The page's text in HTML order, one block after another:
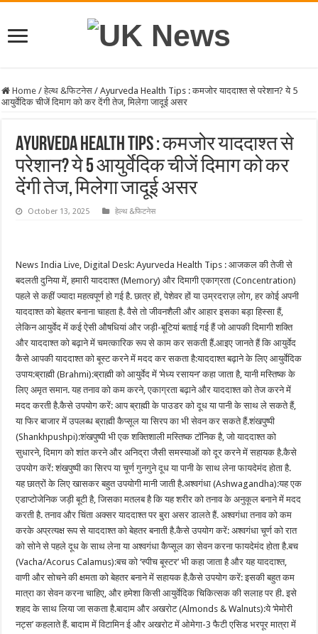
Home / हेल्थ &फिटनेस / Ayurveda Health Tips : कमजोर याददाश्त से परेशान? ये 5
आयुर्वेदिक चीजें दिमाग को कर देंगी तेज, मिलेगा जादूई असर
Ayurveda Health Tips : कमजोर याददाश्त से
परेशान? ये 5 आयुर्वेदिक चीजें दिमाग को कर
देंगी तेज, मिलेगा जादूई असर
October 13, 2025 हेल्थ &फिटनेस
News India Live, Digital Desk: Ayurveda Health Tips : आजकल की तेजी से
बदलती दुनिया में, हमारी याददाश्त (Memory) और दिमागी एकाग्रता (Concentration)
पहले से कहीं ज्यादा महत्वपूर्ण हो गई है. छात्र हों, पेशेवर हों या उम्रदराज़ लोग, हर कोई अपनी
याददाश्त को बेहतर बनाना चाहता है. वैसे तो जीवनशैली और आहार इसका बड़ा हिस्सा हैं,
लेकिन आयुर्वेद में कई ऐसी औषधियां और जड़ी-बूटियां बताई गई हैं जो आपकी दिमागी शक्ति
और याददाश्त को बढ़ाने में चमत्कारिक रूप से काम कर सकती हैं.आइए जानते हैं कि आयुर्वेद
कैसे आपकी याददाश्त को बूस्ट करने में मदद कर सकता है:याददाश्त बढ़ाने के लिए आयुर्वेदिक
उपाय:ब्राह्मी (Brahmi):ब्राह्मी को आयुर्वेद में ‘मेध्य रसायन’ कहा जाता है, यानी मस्तिष्क के
लिए अमृत समान. यह तनाव को कम करने, एकाग्रता बढ़ाने और याददाश्त को तेज करने में
मदद करती है.कैसे उपयोग करें: आप ब्राह्मी के पाउडर को दूध या पानी के साथ ले सकते हैं,
या फिर बाजार में उपलब्ध ब्राह्मी कैप्सूल या सिरप का भी सेवन कर सकते हैं.शंखपुष्पी
(Shankhpushpi):शंखपुष्पी भी एक शक्तिशाली मस्तिष्क टॉनिक है, जो याददाश्त को
सुधारने, दिमाग को शांत करने और अनिद्रा जैसी समस्याओं को दूर करने में सहायक है.कैसे
उपयोग करें: शंखपुष्पी का सिरप या चूर्ण गुनगुने दूध या पानी के साथ लेना फायदेमंद होता है.
यह छात्रों के लिए खासकर बहुत उपयोगी मानी जाती है.अश्वगंधा (Ashwagandha):यह एक
एडाप्टोजेनिक जड़ी बूटी है, जिसका मतलब है कि यह शरीर को तनाव के अनुकूल बनाने में मदद
करती है. तनाव और चिंता अक्सर याददाश्त पर बुरा असर डालते हैं. अश्वगंधा तनाव को कम
करके अप्रत्यक्ष रूप से याददाश्त को बेहतर बनाती है.कैसे उपयोग करें: अश्वगंधा चूर्ण को रात
को सोने से पहले दूध के साथ लेना या अश्वगंधा कैप्सूल का सेवन करना फायदेमंद होता है.बच
(Vacha/Acorus Calamus):बच को ‘स्पीच बूस्टर’ भी कहा जाता है और यह याददाश्त,
वाणी और सोचने की क्षमता को बेहतर बनाने में सहायक है.कैसे उपयोग करें: इसकी बहुत कम
मात्रा का सेवन करना चाहिए, और हमेशा किसी आयुर्वेदिक चिकित्सक की सलाह पर ही. इसे
शहद के साथ लिया जा सकता है.बादाम और अखरोट (Almonds & Walnuts):ये ‘मेमोरी
नट्स’ कहलाते हैं. बादाम में विटामिन ई और अखरोट में ओमेगा-3 फैटी एसिड भरपूर मात्रा में